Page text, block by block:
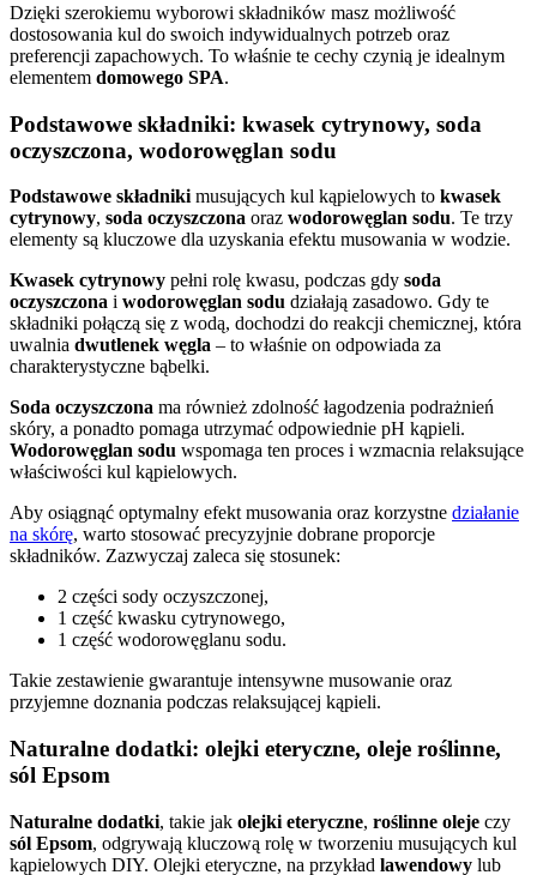
Dzięki szerokiemu wyborowi składników masz możliwość
dostosowania kul do swoich indywidualnych potrzeb oraz
preferencji zapachowych. To właśnie te cechy czynią je idealnym
elementem domowego SPA.
Podstawowe składniki: kwasek cytrynowy, soda
oczyszczona, wodorowęglan sodu
Podstawowe składniki musujących kul kąpielowych to kwasek
cytrynowy, soda oczyszczona oraz wodorowęglan sodu. Te trzy
elementy są kluczowe dla uzyskania efektu musowania w wodzie.
Kwasek cytrynowy pełni rolę kwasu, podczas gdy soda
oczyszczona i wodorowęglan sodu działają zasadowo. Gdy te
składniki połączą się z wodą, dochodzi do reakcji chemicznej, która
uwalnia dwutlenek węgla – to właśnie on odpowiada za
charakterystyczne bąbelki.
Soda oczyszczona ma również zdolność łagodzenia podrażnień
skóry, a ponadto pomaga utrzymać odpowiednie pH kąpieli.
Wodorowęglan sodu wspomaga ten proces i wzmacnia relaksujące
właściwości kul kąpielowych.
Aby osiągnąć optymalny efekt musowania oraz korzystne działanie
na skórę, warto stosować precyzyjnie dobrane proporcje
składników. Zazwyczaj zaleca się stosunek:
2 części sody oczyszczonej,
1 część kwasku cytrynowego,
1 część wodorowęglanu sodu.
Takie zestawienie gwarantuje intensywne musowanie oraz
przyjemne doznania podczas relaksującej kąpieli.
Naturalne dodatki: olejki eteryczne, oleje roślinne,
sól Epsom
Naturalne dodatki, takie jak olejki eteryczne, roślinne oleje czy
sól Epsom, odgrywają kluczową rolę w tworzeniu musujących kul
kąpielowych DIY. Olejki eteryczne, na przykład lawendowy lub